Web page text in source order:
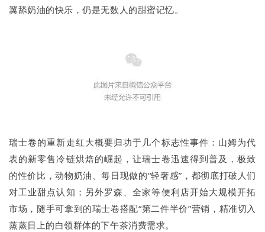
翼舔奶油的快乐，仍是无数人的甜蜜记忆。
瑞士卷的重新走红大概要归功于几个标志性事件：山姆为代
表的新零售冷链烘焙的崛起，让瑞士卷迅速得到普及，极致
的性价比，动物奶油、每日现做的“轻奢感”，都彻底打破人们
对工业甜点认知；另外罗森、全家等便利店开始大规模开拓
市场，随手可拿到的瑞士卷搭配“第二件半价”营销，精准切入
蒸蒸日上的白领群体的下午茶消费需求。